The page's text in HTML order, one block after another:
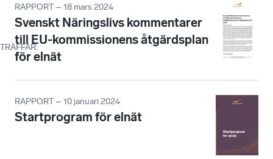
TRÄFFAR:
RAPPORT – 18 mars 2024
Svenskt Näringslivs kommentarer
till EU-kommissionens åtgärdsplan
för elnät
RAPPORT – 10 januari 2024
Startprogram för elnät